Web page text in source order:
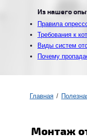
Главная
Монтаж
Из нашего
Правила
Требования к
Виды систем
Почему